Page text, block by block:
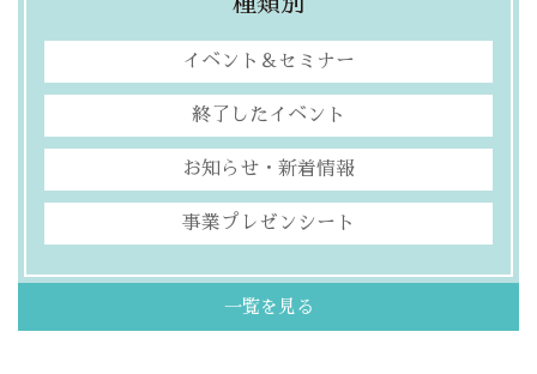
イベント＆セミナー
終了したイベント
お知らせ・新着情報
事業プレゼンシート
一覧を見る